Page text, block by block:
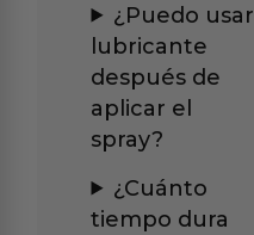
¿Puedo usar
lubricante
después de
aplicar el
spray?
¿Cuánto
tiempo dura